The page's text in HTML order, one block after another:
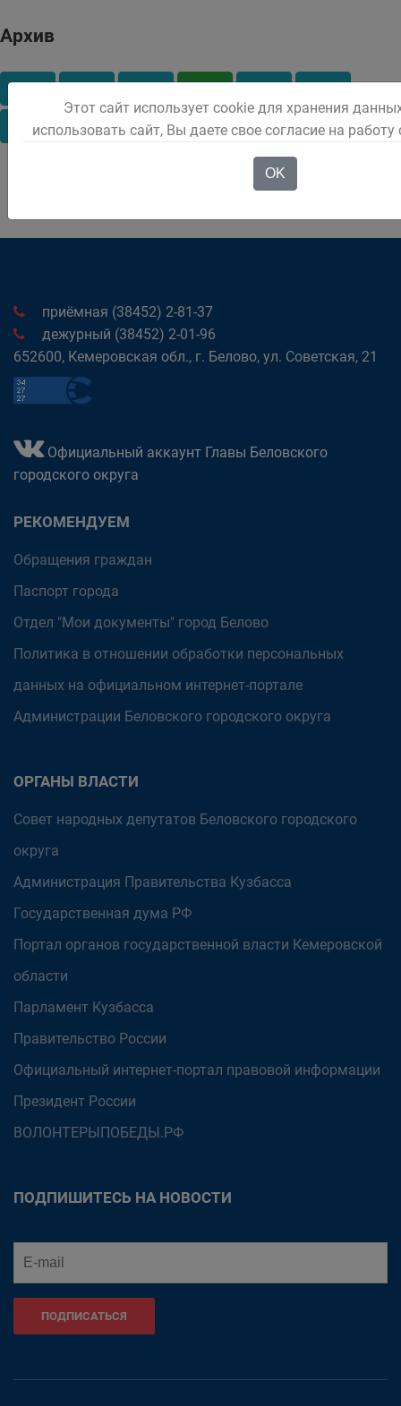
Архив
2011 2015 2016 2018 2019 2020
2021 2022 2025
приёмная (38452) 2-81-37
дежурный (38452) 2-01-96
652600, Кемеровская обл., г. Белово, ул. Советская, 21
Официальный аккаунт Главы Беловского
городского округа
РЕКОМЕНДУЕМ
Обращения граждан
Паспорт города
Отдел "Мои документы" город Белово
Политика в отношении обработки персональных
данных на официальном интернет-портале
Администрации Беловского городского округа
ОРГАНЫ ВЛАСТИ
Совет народных депутатов Беловского городского
округа
Администрация Правительства Кузбасса
Государственная дума РФ
Портал органов государственной власти Кемеровской
области
Парламент Кузбасса
Правительство России
Официальный интернет-портал правовой информации
Президент России
ВОЛОНТЕРЫПОБЕДЫ.РФ
ПОДПИШИТЕСЬ НА НОВОСТИ
ПОДПИСАТЬСЯ
Этот сайт использует cookie для хранения
использовать сайт, Вы даете свое согласие на
OK